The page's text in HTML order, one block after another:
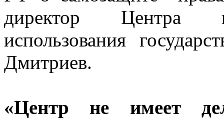
директор Центра
использования
Дмитриев.
«Центр не имеет